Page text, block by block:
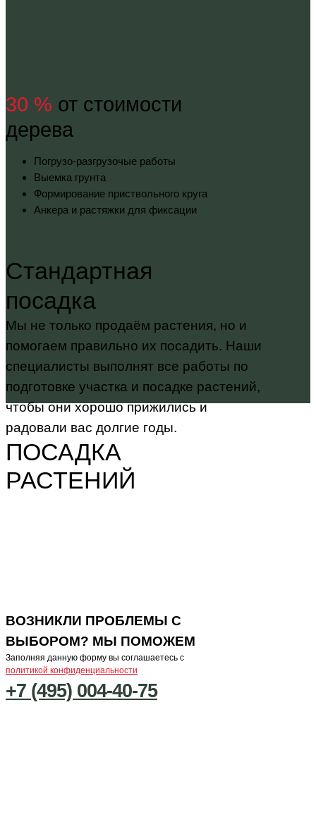
30 % от стоимости
дерева
Погрузо-разгрузочые работы
Выемка грунта
Формирование приствольного круга
Анкера и растяжки для фиксации
Стандартная
посадка
Мы не только продаём растения, но и
помогаем правильно их посадить. Наши
специалисты выполнят все работы по
подготовке участка и посадке растений,
чтобы они хорошо прижились и
радовали вас долгие годы.
ПОСАДКА
РАСТЕНИЙ
ВОЗНИКЛИ ПРОБЛЕМЫ С
ВЫБОРОМ? МЫ ПОМОЖЕМ
Заполняя данную форму вы соглашаетесь с
политикой конфиденциальности
+7 (495) 004-40-75